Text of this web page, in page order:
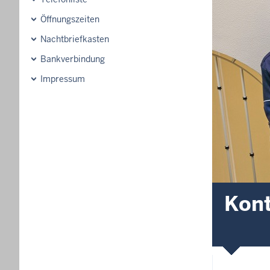
Öffnungszeiten
Nachtbriefkasten
Bankverbindung
Impressum